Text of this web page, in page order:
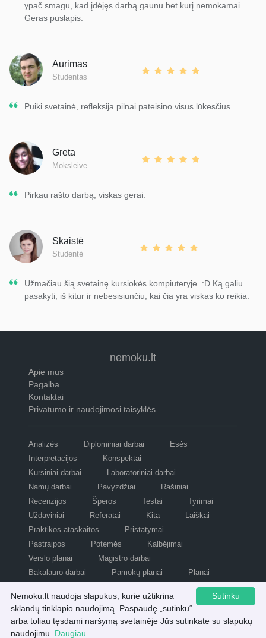
ypač smagu, kad įdėjęs darbą gaunu bet kurį nemokamai.
Geras puslapis.
Aurimas
Studentas
Puiki svetainė, refleksija pilnai pateisino visus lūkesčius.
Greta
Moksleivė
Pirkau rašto darbą, viskas gerai.
Skaistė
Studentė
Užmačiau šią svetainę kursiokės kompiuteryje. :D Ką galiu
pasakyti, iš kitur ir nebesisiunčiu, kai čia yra viskas ko reikia.
nemoku.lt
Apie mus
Pagalba
Kontaktai
Privatumo ir naudojimosi taisyklės
Analizės Diplominiai darbai
Esės
Interpretacijos
Konspektai
Kursiniai darbai
Laboratoriniai darbai
Namų darbai
Pavyzdžiai
Rašiniai
Recenzijos
Šperos Testai
Tyrimai
Uždaviniai
Referatai Kita
Laiškai
Praktikos ataskaitos
Pristatymai
Pastraipos
Potemės
Kalbėjimai
Verslo planai
Magistro darbai
Bakalauro darbai
Pamokų planai
Planai
Visos teisės saugomos © nemoku.lt 2007 - 2026.
Sutinku
Nemoku.lt naudoja slapukus, kurie užtikrina
sklandų tinklapio naudojimą. Paspaudę „sutinku“
arba toliau tęsdami naršymą svetainėje Jūs sutinkate su slapukų
naudojimu. Daugiau...